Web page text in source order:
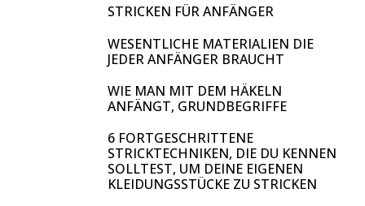
STRICKEN FÜR ANFÄNGER
WESENTLICHE MATERIALIEN DIE
JEDER ANFÄNGER BRAUCHT
WIE MAN MIT DEM HÄKELN
ANFÄNGT, GRUNDBEGRIFFE
6 FORTGESCHRITTENE
STRICKTECHNIKEN, DIE DU KENNEN
SOLLTEST, UM DEINE EIGENEN
KLEIDUNGSSTÜCKE ZU STRICKEN